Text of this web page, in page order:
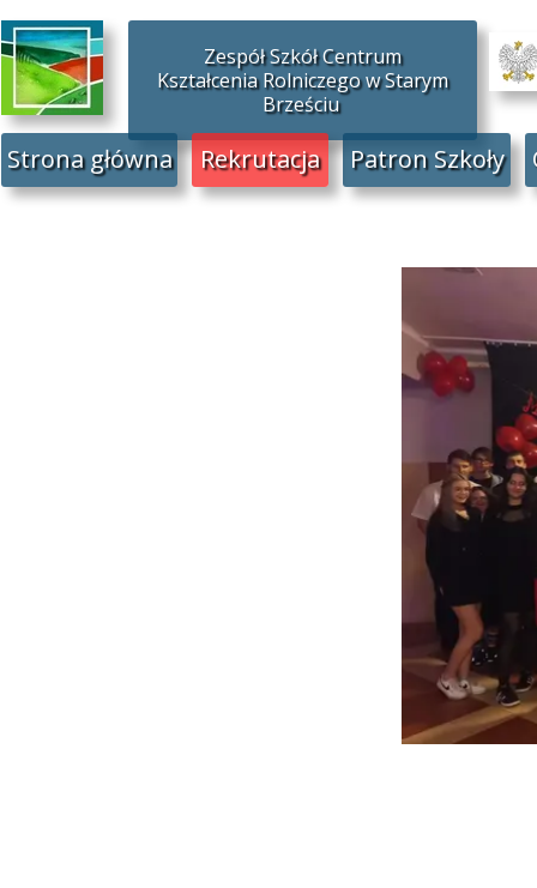
Rekrutacja
Strona główna Patron Szkoły
Zespół Szkół Centrum
Kształcenia Rolniczego w Starym
Brześciu